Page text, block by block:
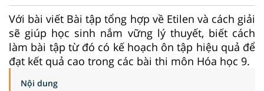
Với bài viết Bài tập tổng hợp về Etilen và cách giải
sẽ giúp học sinh nắm vững lý thuyết, biết cách
làm bài tập từ đó có kế hoạch ôn tập hiệu quả để
đạt kết quả cao trong các bài thi môn Hóa học 9.
Nội dung